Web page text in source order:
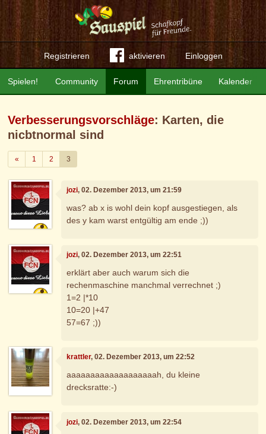
Registrieren aktivieren Einloggen
Community Forum Ehrentribüne Kalender
Spielen!
Verbesserungsvorschläge: Karten, die
nicbtnormal sind
«Zurück
1 2 3
jozi, 02. Dezember 2013, um 21:59
was? ab x is wohl dein kopf ausgestiegen, als
des y kam warst entgültig am ende ;))
jozi, 02. Dezember 2013, um 22:51
erklärt aber auch warum sich die
rechenmaschine manchmal verrechnet ;)
1=2 |*10
10=20 |+47
57=67 ;))
krattler, 02. Dezember 2013, um 22:52
aaaaaaaaaaaaaaaaaaah, du kleine
drecksratte:-)
jozi, 02. Dezember 2013, um 22:54